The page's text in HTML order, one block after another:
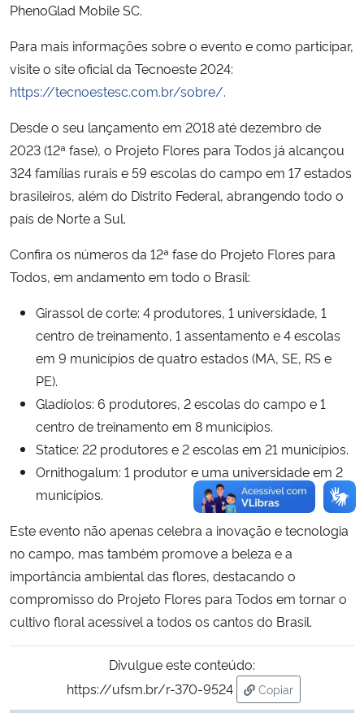
PhenoGlad Mobile SC.
Para mais informações sobre o evento e como participar,
visite o site oficial da Tecnoeste 2024:
https://tecnoestesc.com.br/sobre/.
Desde o seu lançamento em 2018 até dezembro de
2023 (12ª fase), o Projeto Flores para Todos já alcançou
324 famílias rurais e 59 escolas do campo em 17 estados
brasileiros, além do Distrito Federal, abrangendo todo o
país de Norte a Sul.
Confira os números da 12ª fase do Projeto Flores para
Todos, em andamento em todo o Brasil:
Girassol de corte: 4 produtores, 1 universidade, 1
centro de treinamento, 1 assentamento e 4 escolas
em 9 municípios de quatro estados (MA, SE, RS e
PE).
Gladíolos: 6 produtores, 2 escolas do campo e 1
centro de treinamento em 8 municípios.
Statice: 22 produtores e 2 escolas em 21 municípios.
Ornithogalum: 1 produtor e uma universidade em 2
municípios.
Este evento não apenas celebra a inovação e tecnologia
no campo, mas também promove a beleza e a
importância ambiental das flores, destacando o
compromisso do Projeto Flores para Todos em tornar o
cultivo floral acessível a todos os cantos do Brasil.
Divulgue este conteúdo:
https://ufsm.br/r-370-9524
Copiar
para área de